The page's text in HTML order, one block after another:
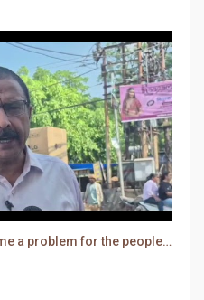
The old sewer line has become a problem for the people. Sewer water is entering people's houses.